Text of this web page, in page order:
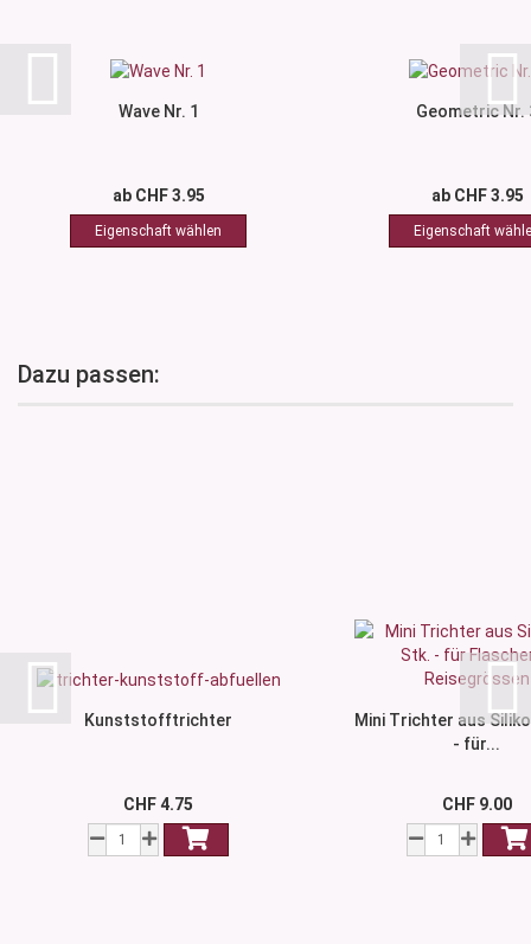
Wave Nr. 1
ab CHF 3.95
Geometric Nr.
ab CHF 3.95
Dazu passen:
Kunststofftrichter
CHF 4.75
Mini Trichter aus
- für...
CHF 9.00